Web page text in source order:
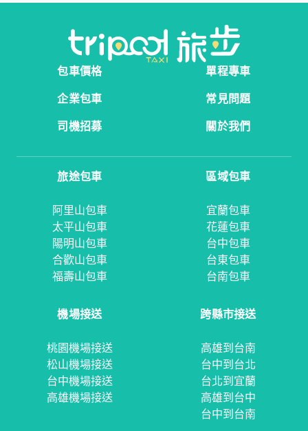
包車價格
單程專車
企業包車
常見問題
司機招募
關於我們
旅途包車
阿里山包車
太平山包車
陽明山包車
合歡山包車
福壽山包車
區域包車
宜蘭包車
花蓮包車
台中包車
台東包車
台南包車
機場接送
桃園機場接送
松山機場接送
台中機場接送
高雄機場接送
跨縣市接送
高雄到台南
台中到台北
台北到宜蘭
高雄到台中
台中到台南